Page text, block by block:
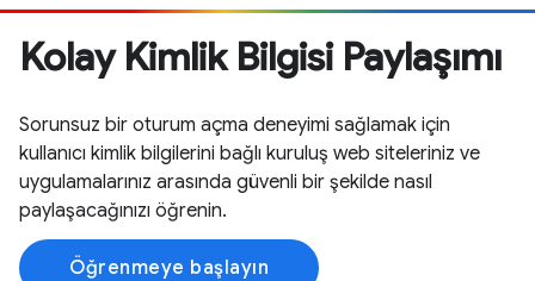
Kolay Kimlik Bilgisi Paylaşımı
Sorunsuz bir oturum açma deneyimi sağlamak için
kullanıcı kimlik bilgilerini bağlı kuruluş web siteleriniz ve
uygulamalarınız arasında güvenli bir şekilde nasıl
paylaşacağınızı öğrenin.
Öğrenmeye başlayın